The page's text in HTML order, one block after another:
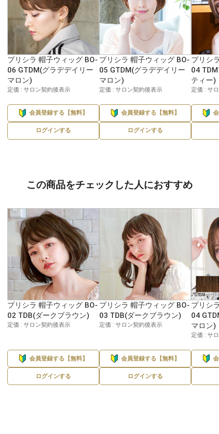
プリシラ 帽子ウィッグ BO-
06 GTDM(グラデデイリー
マロン)
定価 : サロン契約後表示
会員登録する【無料】
ログインする
プリシラ 帽子ウィッグ BO-
05 GTDM(グラデデイリー
マロン)
定価 : サロン契約後表示
会員登録する【無料】
ログインする
プリシ
04
ティー)
定価 : サ
この商品をチェックした人におすすめ
プリシラ 帽子ウィッグ BO-
02 TDB(ダークブラウン)
定価 : サロン契約後表示
会員登録する【無料】
ログインする
プリシラ 帽子ウィッグ BO-
03 TDB(ダークブラウン)
定価 : サロン契約後表示
会員登録する【無料】
ログインする
プリシ
04
マロン)
定価 : サ